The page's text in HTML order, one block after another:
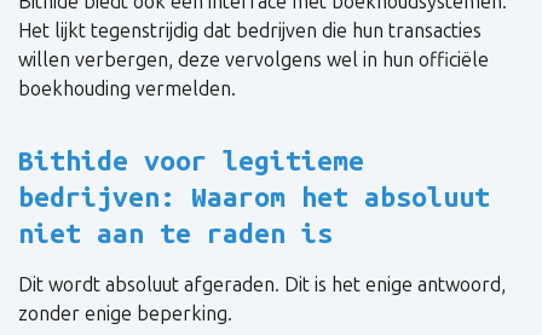
Het lijkt tegenstrijdig dat bedrijven die hun transacties
willen verbergen, deze vervolgens wel in hun officiële
boekhouding vermelden.
Bithide voor legitieme
bedrijven: Waarom het absoluut
niet aan te raden is
Dit wordt absoluut afgeraden. Dit is het enige antwoord,
zonder enige beperking.